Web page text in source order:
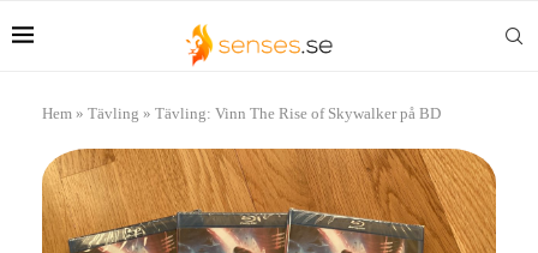
Hem » Tävling » Tävling: Vinn The Rise of Skywalker på BD